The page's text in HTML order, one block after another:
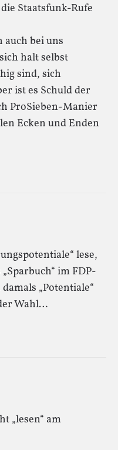
Staatsfunk-Rufe
auch bei uns
halt selbst
sind, sich
ist es Schuld der
ProSieben-Manier
Ecken und Enden
lese,
im FDP-
„Potentiale“
Wahl…
„lesen“ am